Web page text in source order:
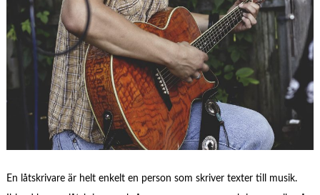
En låtskrivare är helt enkelt en person som skriver texter till musik.